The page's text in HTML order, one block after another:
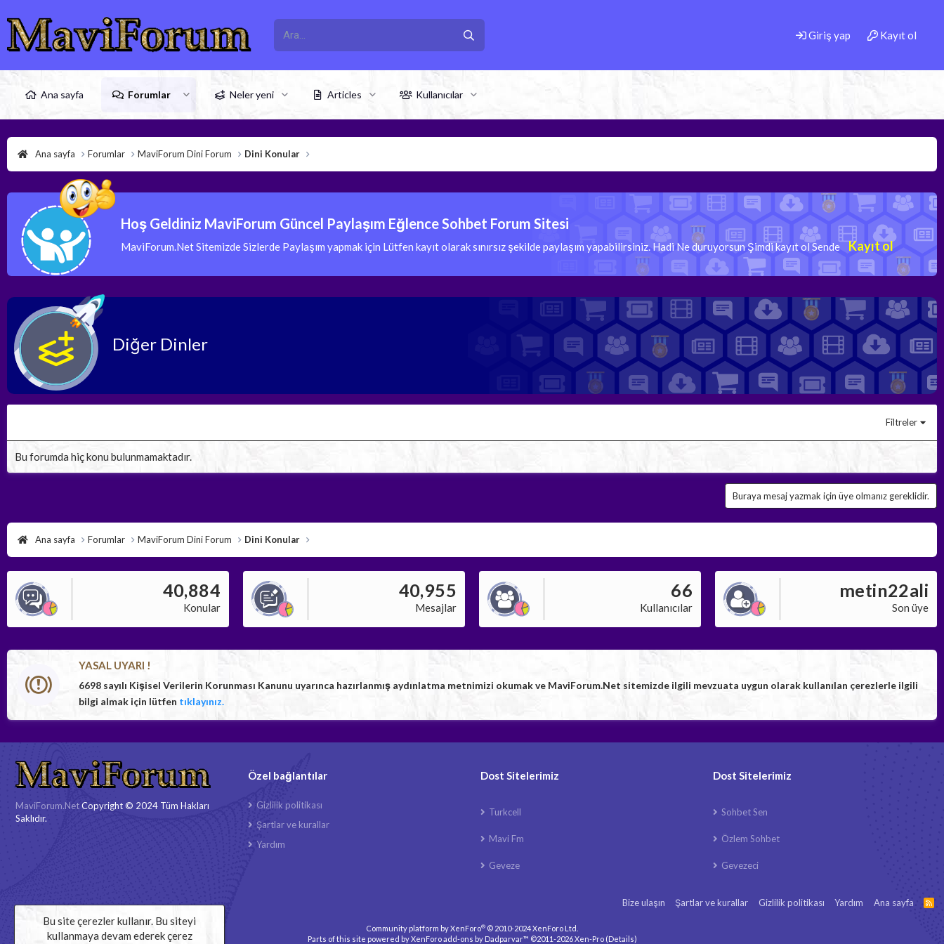
Giriş yap Kayıt ol
Ana sayfa Forumlar Neler yeni Articles Kullanıcılar
Ana sayfa Forumlar MaviForum Dini Forum Dini Konular
Hoş Geldiniz MaviForum Güncel Paylaşım Eğlence Sohbet Forum Sitesi
MaviForum.Net Sitemizde Sizlerde Paylaşım yapmak için Lütfen kayıt olarak sınırsız şekilde paylaşım yapabilirsiniz. Hadi Ne duruyorsun Şimdi kayıt ol Sende Kayıt ol
Diğer Dinler
Filtreler
Bu forumda hiç konu bulunmamaktadır.
Buraya mesaj yazmak için üye olmanız gereklidir.
Ana sayfa Forumlar MaviForum Dini Forum Dini Konular
40,884
Konular
40,955
Mesajlar
66
Kullanıcılar
metin22ali
Son üye
YASAL UYARI !
6698 sayılı Kişisel Verilerin Korunması Kanunu uyarınca hazırlanmış aydınlatma metnimizi okumak ve MaviForum.Net sitemizde ilgili mevzuata uygun olarak kullanılan çerezlerle ilgili
bilgi almak için lütfen tıklayınız.
MaviForum.NetCopyright © 2024 Tüm Hakları
Saklıdır.
Özel bağlantılar
Gizlilik politikası
Şartlar ve kurallar
Yardım
Dost Sitelerimiz
Turkcell
Mavi Fm
Geveze
Dost Sitelerimiz
Sohbet Sen
Özlem Sohbet
Gevezeci
Bize ulaşın Şartlar ve kurallar Gizlilik politikası Yardım Ana sayfa
R
Community platform by XenForo® © 2010-2024 XenForo Ltd.
Parts of this site powered byXenForo add-ons by Dadparvar™ ©2011-2026Xen-Pro(Details)
Bu site çerezler kullanır. Bu siteyi
kullanmaya devam ederek çerez